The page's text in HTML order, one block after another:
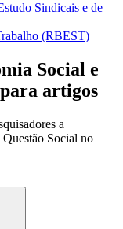
Sindicais e de
(RBEST)
Social e
artigos
a
Questão Social no